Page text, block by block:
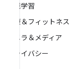
機械学習
健康＆フィットネス
カメラ＆メディア
プライバシー